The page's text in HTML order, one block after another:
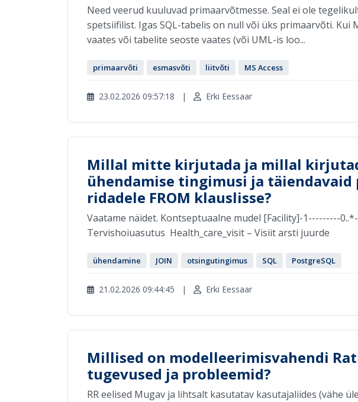
Need veerud kuuluvad primaarvõtmesse. Seal ei ole
spetsiifilist. Igas SQL-tabelis on null või üks primaarvõti. Kui
vaates või tabelite seoste vaates (või UML-is loo...
primaarvõti esmasvõti liitvõti MS Access
23.02.2026 09:57:18 | Erki Eessaar
Millal mitte kirjutada ja millal
ühendamise tingimusi ja
ridadele FROM klauslisse?
Vaatame näidet. Kontseptuaalne mudel [Facility]-1---------
Tervishoiuasutus Health_care_visit – Visiit arsti juurde
ühendamine JOIN otsingutingimus SQL PostgreSQL
21.02.2026 09:44:45 | Erki Eessaar
Millised on modelleerimisvahendi
tugevused ja probleemid?
RR eelised Mugav ja lihtsalt kasutatav kasutajaliides (vähe